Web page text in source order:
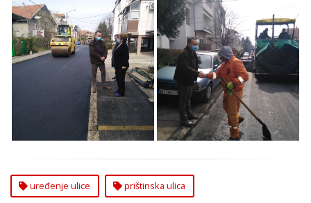
Završeno uređenje
Prištinske ulice na
Čukarici
Završeno uređenje
Prištinske ulice na
Čukarici
uređenje ulice prištinska ulica